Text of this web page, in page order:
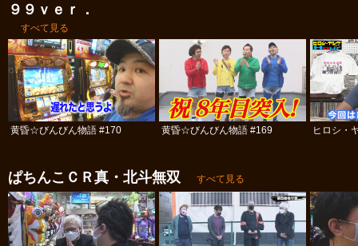
９９ｖｅｒ．
すべて見る
黄昏☆びんびん物語 #170 黄昏☆びんびん物語 #169 ヒロシ・
ぱちんこＣＲ真・北斗無双 すべて見る